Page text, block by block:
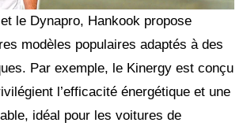
le Dynapro, Hankook propose
modèles populaires adaptés à des
Par exemple, le Kinergy est conçu
l’efficacité énergétique et une
idéal pour les voitures de